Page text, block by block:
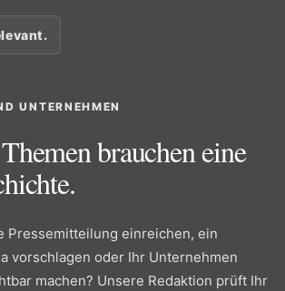
UNTERNEHMEN
brauchen eine
Pressemitteilung einreichen, ein
vorschlagen oder Ihr Unternehmen
machen? Unsere Redaktion prüft Ihr